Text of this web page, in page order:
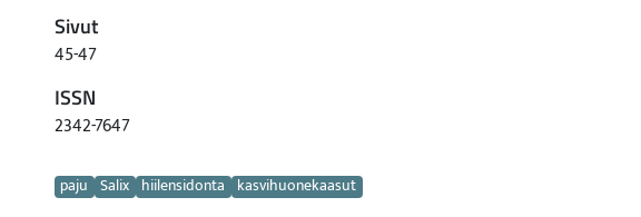
Sivut
45-47
ISSN
2342-7647
Avainsanat
paju Salix hiilensidonta kasvihuonekaasut